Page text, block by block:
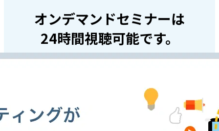
オンデマンドセミナーは
24時間視聴可能です。